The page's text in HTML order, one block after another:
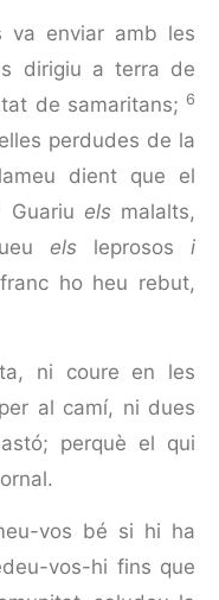
va enviar amb les
dirigiu a terra de
de samaritans; 6
perdudes de la
dient que el
Guariu els malalts,
els leprososi
ho heu rebut,
ni coure en les
al camí, ni dues
perquè el qui
vos bé si hi ha
vos-hi fins que